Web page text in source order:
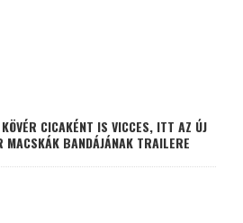
CICAKÉNT IS VICCES, ITT AZ ÚJ
MACSKÁK BANDÁJÁNAK TRAILERE